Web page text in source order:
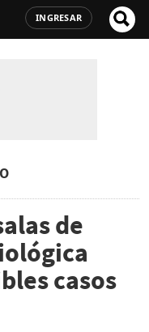
INGRESAR
de
casos